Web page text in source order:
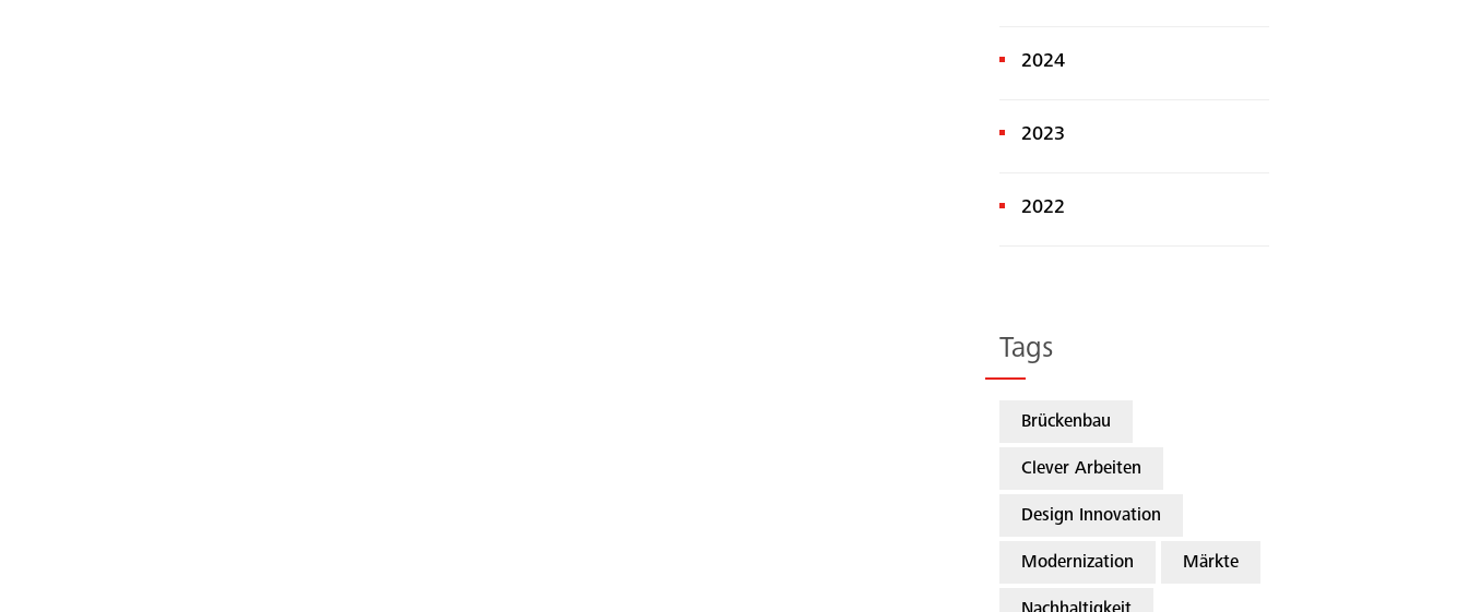
2024
2023
2022
Tags
Brückenbau
Clever Arbeiten
Design Innovation
Modernization Märkte